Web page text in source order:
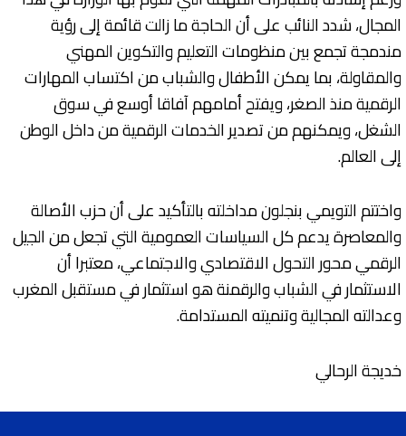
المجال، شدد النائب على أن الحاجة ما زالت قائمة إلى رؤية
مندمجة تجمع بين منظومات التعليم والتكوين المهني
والمقاولة، بما يمكن الأطفال والشباب من اكتساب المهارات
الرقمية منذ الصغر، ويفتح أمامهم آفاقا أوسع في سوق
الشغل، ويمكنهم من تصدير الخدمات الرقمية من داخل الوطن
إلى العالم.
واختتم التويمي بنجلون مداخلته بالتأكيد على أن حزب الأصالة
والمعاصرة يدعم كل السياسات العمومية التي تجعل من الجيل
الرقمي محور التحول الاقتصادي والاجتماعي، معتبرا أن
الاستثمار في الشباب والرقمنة هو استثمار في مستقبل المغرب
وعدالته المجالية وتنميته المستدامة.
خديجة الرحالي